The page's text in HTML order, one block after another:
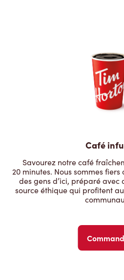
Café
Savourez notre café
20 minutes. Nous sommes
des gens d’ici, préparé
source éthique qui profitent